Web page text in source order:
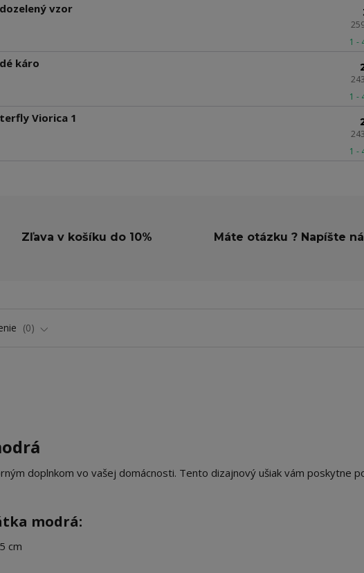
vzor
1 -
káro
1 -
Viorica 1
1 -
Zľava v košíku do 10% Máte otázku ? Napíšte
0
doplnkom vo vašej domácnosti. Tento dizajnový ušiak vám poskytne
modrá:
cm